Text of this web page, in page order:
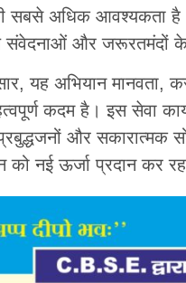
सबसे अधिक आवश्यकता है।
संवेदनाओं और जरूरतमंदों के
यह अभियान मानवता,
कदम है। इस सेवा
और सकारात्मक
को नई ऊर्जा प्रदान कर